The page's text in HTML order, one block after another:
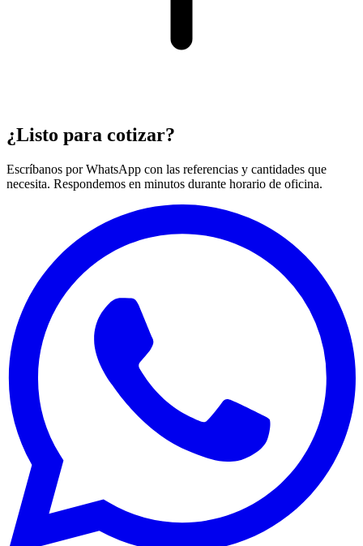
¿Listo para cotizar?
Escríbanos por WhatsApp con las referencias y cantidades que
necesita. Respondemos en minutos durante horario de oficina.